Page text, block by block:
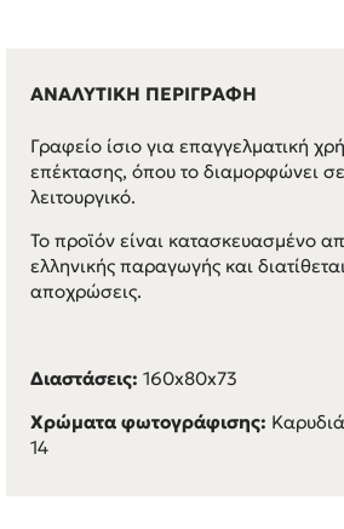
ΑΝΑΛΥΤΙΚΗ ΠΕΡΙΓΡΑΦΗ
Γραφείο ίσιο για επαγγελματική
επέκτασης, όπου το διαμορφώνει
λειτουργικό.
Το προϊόν είναι κατασκευασμένο
ελληνικής παραγωγής και
αποχρώσεις.
Διαστάσεις: 160x80x73
Χρώματα φωτογράφισης:
14